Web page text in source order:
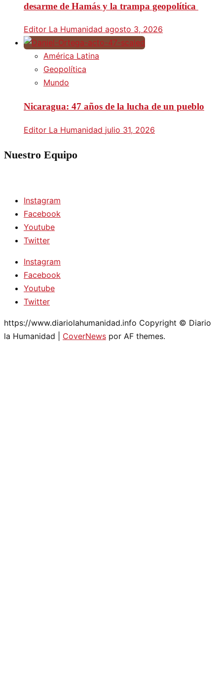
desarme de Hamás y la trampa geopolítica
Editor La Humanidad agosto 3, 2026
América Latina
Geopolítica
Mundo
Nicaragua: 47 años de la lucha de un pueblo
Editor La Humanidad julio 31, 2026
Nuestro Equipo
Instagram
Facebook
Youtube
Twitter
Instagram
Facebook
Youtube
Twitter
https://www.diariolahumanidad.info Copyright © Diario
la Humanidad
CoverNews por AF themes.